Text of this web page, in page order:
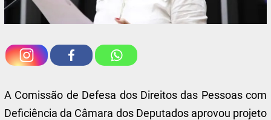
A Comissão de Defesa dos Direitos das Pessoas com
Deficiência da Câmara dos Deputados aprovou projeto